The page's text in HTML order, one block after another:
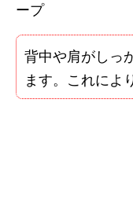
ープ
背中や肩がしっ
ます。これによ